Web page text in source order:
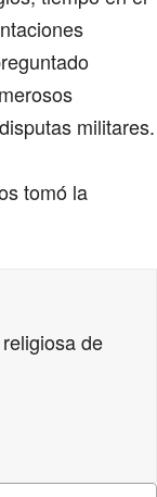
militares.
tomó la
de